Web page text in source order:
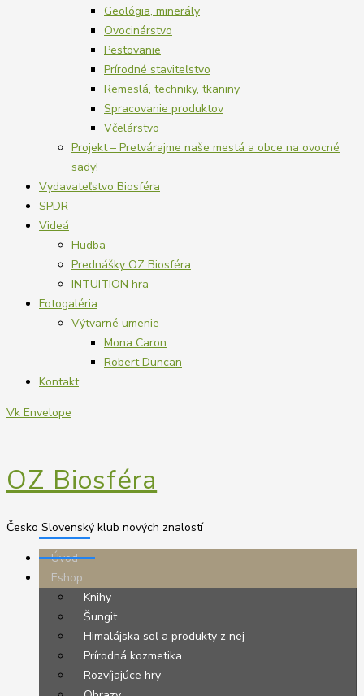
Geológia, minerály
Ovocinárstvo
Pestovanie
Prírodné staviteľstvo
Remeslá, techniky, tkaniny
Spracovanie produktov
Včelárstvo
Projekt – Pretvárajme naše mestá a obce na ovocné
sady!
Vydavateľstvo Biosféra
SPDR
Videá
Hudba
Prednášky OZ Biosféra
INTUITION hra
Fotogaléria
Výtvarné umenie
Mona Caron
Robert Duncan
Kontakt
Vk Envelope
OZ Biosféra
Česko Slovenský klub nových znalostí
Úvod
Eshop
Knihy
Šungit
Himalájska soľ a produkty z nej
Prírodná kozmetika
Rozvíjajúce hry